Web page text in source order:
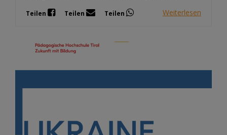
Teilen Teilen Teilen Weiterlesen